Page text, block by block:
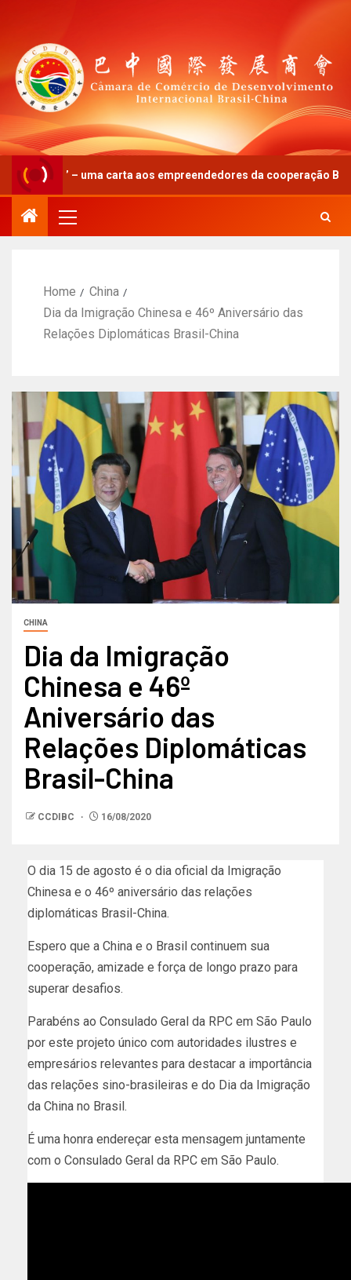
– uma carta aos empreendedores da cooperação Brasil-China
Home
China
Dia da Imigração Chinesa e 46º Aniversário das
Relações Diplomáticas Brasil-China
CHINA
Dia da Imigração
Chinesa e 46º
Aniversário das
Relações Diplomáticas
Brasil-China
CCDIBC 16/08/2020
O dia 15 de agosto é o dia oficial da Imigração
Chinesa e o 46º aniversário das relações
diplomáticas Brasil-China.
Espero que a China e o Brasil continuem sua
cooperação, amizade e força de longo prazo para
superar desafios.
Parabéns ao Consulado Geral da RPC em São Paulo
por este projeto único com autoridades ilustres e
empresários relevantes para destacar a importância
das relações sino-brasileiras e do Dia da Imigração
da China no Brasil.
É uma honra endereçar esta mensagem juntamente
com o Consulado Geral da RPC em São Paulo.